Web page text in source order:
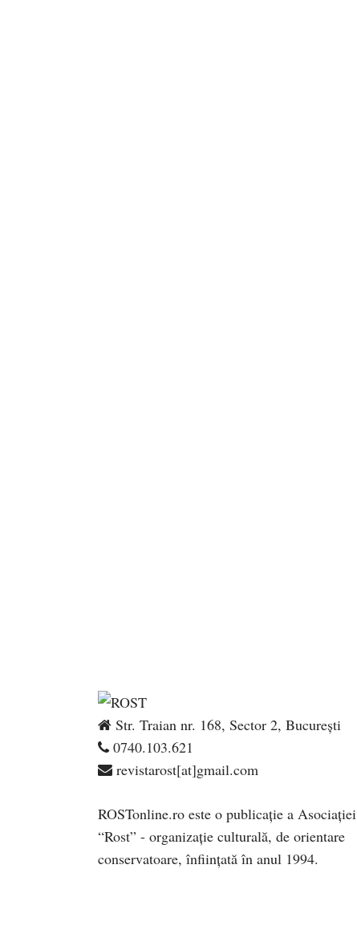
Str. Traian nr. 168, Sector 2, București
0740.103.621
revistarost[at]gmail.com
ROSTonline.ro este o publicaţie a Asociaţiei
“Rost” - organizaţie culturală, de orientare
conservatoare, înfiinţată în anul 1994.